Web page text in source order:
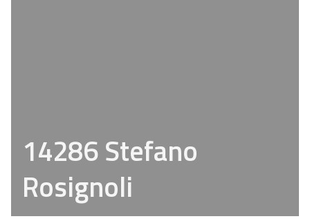
14286 Stefano
Rosignoli